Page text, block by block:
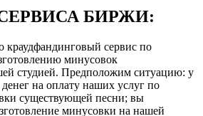
БИРЖИ:
краудфандинговый сервис по
минусовок
студией. Предположим ситуацию: у
денег на оплату наших услуг по
существующей песни; вы
минусовки на нашей